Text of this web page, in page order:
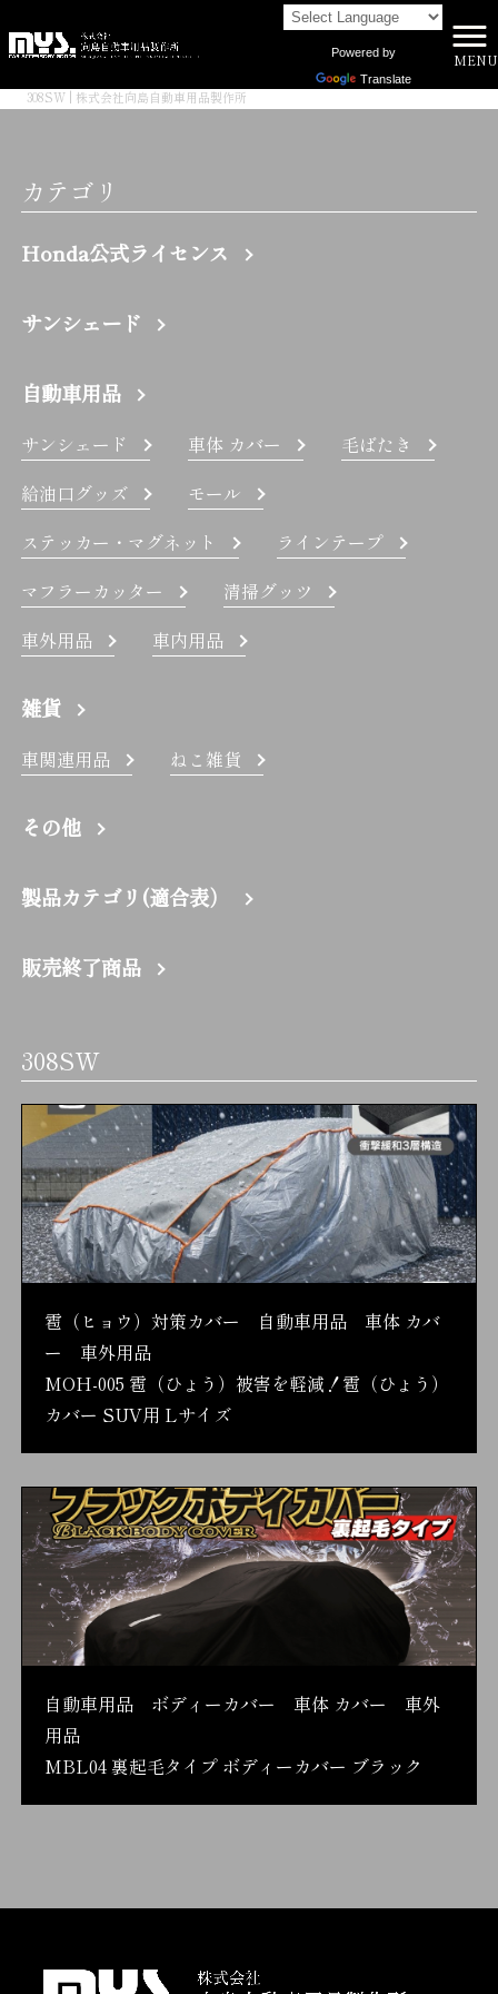
Powered by
Translate
MENU
308SW | 株式会社向島自動車用品製作所
カテゴリ
Honda公式ライセンス
サンシェード
自動車用品
サンシェード 車体 カバー
毛ばたき
給油口グッズ
モール
ステッカー・マグネット
ラインテープ
マフラーカッター
清掃グッツ
車外用品
車内用品
雑貨
車関連用品 ねこ雑貨
その他
製品カテゴリ(適合表）
販売終了商品
308SW
雹（ヒョウ）対策カバー 自動車用品 車体 カバ
ー 車外用品
MOH-005 雹（ひょう）被害を軽減！雹（ひょう）
カバー SUV用 Lサイズ
自動車用品 ボディーカバー 車体 カバー 車外
用品
MBL04 裏起毛タイプ ボディーカバー ブラック